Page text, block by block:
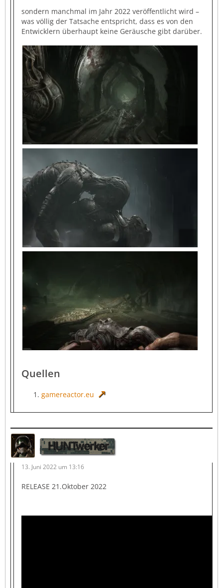
sondern manchmal im Jahr 2022 veröffentlicht wird –
was völlig der Tatsache entspricht, dass es von den
Entwicklern überhaupt keine Geräusche gibt darüber.
Quellen
gamereactor.eu
HUNTwerker
13. Juni 2022 um 13:16
RELEASE 21.Oktober 2022